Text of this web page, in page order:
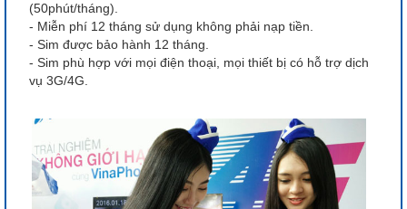
(50phút/tháng).
- Miễn phí 12 tháng sử dụng không phải nạp tiền.
- Sim được bảo hành 12 tháng.
- Sim phù hợp với mọi điện thoại, mọi thiết bị có hỗ trợ dịch
vụ 3G/4G.